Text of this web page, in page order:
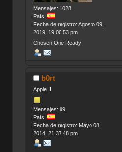
Mensajes: 1028
País:
Fecha de registro: Agosto 09,
2019, 19:00:53 pm
Chosen One Ready
b0rt
Apple II
Mensajes: 99
País:
Fecha de registro: Mayo 08,
2014, 21:37:48 pm